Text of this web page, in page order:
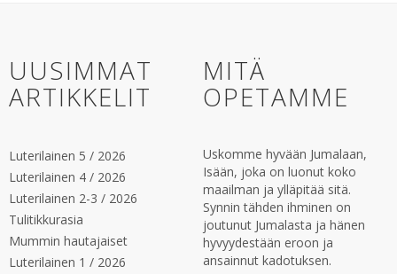
UUSIMMAT
ARTIKKELIT
Luterilainen 5 / 2026
Luterilainen 4 / 2026
Luterilainen 2-3 / 2026
Tulitikkurasia
Mummin hautajaiset
Luterilainen 1 / 2026
MITÄ
OPETAMME
Uskomme hyvään Jumalaan,
Isään, joka on luonut koko
maailman ja ylläpitää sitä.
Synnin tähden ihminen on
joutunut Jumalasta ja hänen
hyvyydestään eroon ja
ansainnut kadotuksen.